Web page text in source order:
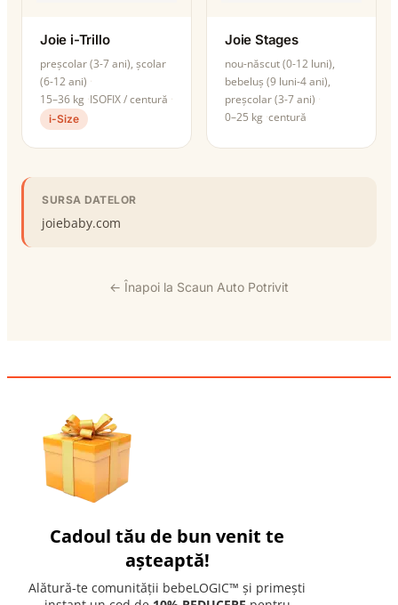
Joie i-Trillo
preșcolar (3-7 ani), școlar
(6-12 ani)
15–36 kg ISOFIX / centură
i-Size
Joie Stages
nou-născut (0-12 luni),
bebeluș (9 luni-4 ani),
preșcolar (3-7 ani)
0–25 kg centură
SURSA DATELOR
joiebaby.com
← Înapoi la Scaun Auto Potrivit
Cadoul tău de bun venit te
așteaptă!
Alătură-te comunității bebeLOGIC™ și primești